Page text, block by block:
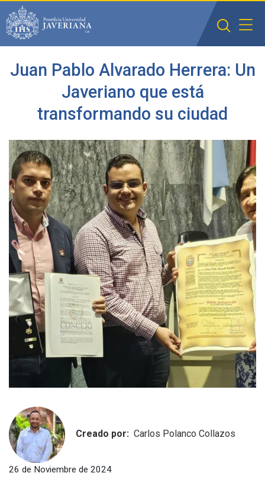
Saltar al contenido principal
Juan Pablo Alvarado Herrera: Un
Javeriano que está
transformando su ciudad
Creado por: Carlos Polanco Collazos
26 de Noviembre de 2024